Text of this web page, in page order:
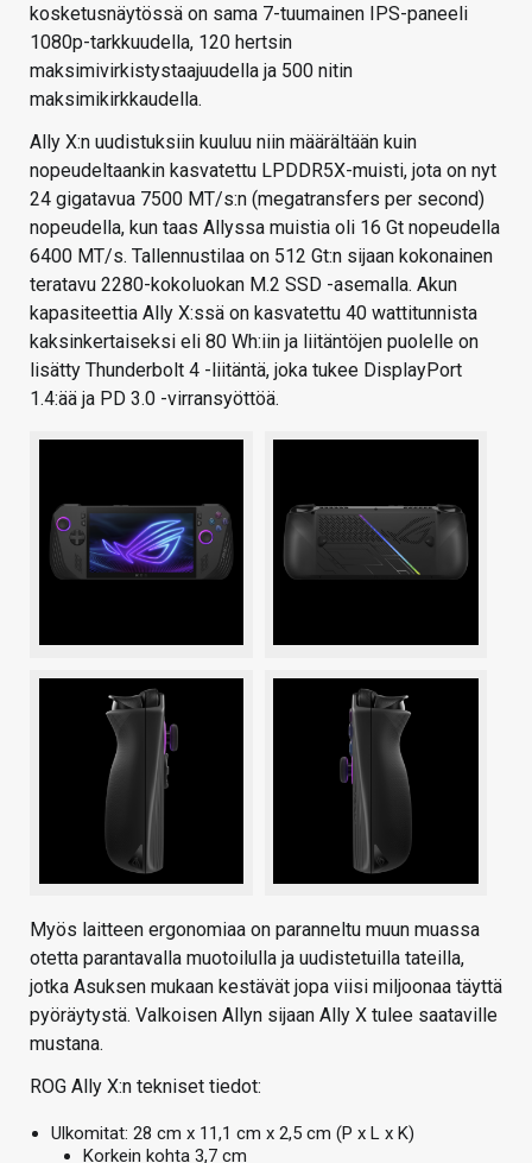
kosketusnäytössä on sama 7-tuumainen IPS-paneeli
1080p-tarkkuudella, 120 hertsin
maksimivirkistystaajuudella ja 500 nitin
maksimikirkkaudella.
Ally X:n uudistuksiin kuuluu niin määrältään kuin
nopeudeltaankin kasvatettu LPDDR5X-muisti, jota on nyt
24 gigatavua 7500 MT/s:n (megatransfers per second)
nopeudella, kun taas Allyssa muistia oli 16 Gt nopeudella
6400 MT/s. Tallennustilaa on 512 Gt:n sijaan kokonainen
teratavu 2280-kokoluokan M.2 SSD -asemalla. Akun
kapasiteettia Ally X:ssä on kasvatettu 40 wattitunnista
kaksinkertaiseksi eli 80 Wh:iin ja liitäntöjen puolelle on
lisätty Thunderbolt 4 -liitäntä, joka tukee DisplayPort
1.4:ää ja PD 3.0 -virransyöttöä.
Myös laitteen ergonomiaa on paranneltu muun muassa
otetta parantavalla muotoilulla ja uudistetuilla tateilla,
jotka Asuksen mukaan kestävät jopa viisi miljoonaa täyttä
pyöräytystä. Valkoisen Allyn sijaan Ally X tulee saataville
mustana.
ROG Ally X:n tekniset tiedot:
Ulkomitat: 28 cm x 11,1 cm x 2,5 cm (P x L x K)
Korkein kohta 3,7 cm